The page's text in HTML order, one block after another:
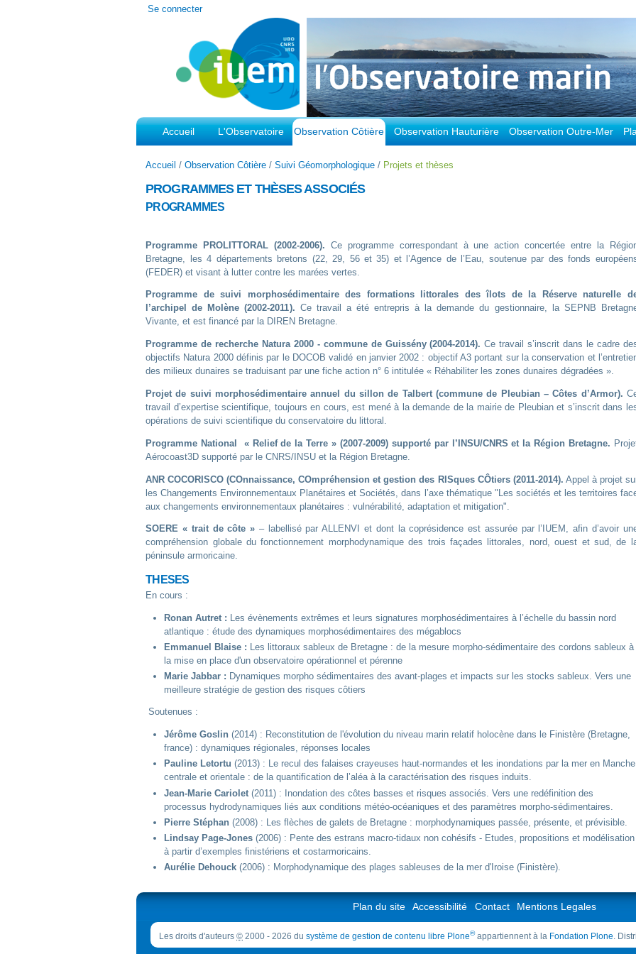
Outils
Se connecter
Accueil L'Observatoire Observation Côtière Observation Hauturière Observation Outre-Mer
Accueil /Observation Côtière /Suivi Géomorphologique / Projets et thèses
PROGRAMMES ET THÈSES ASSOCIÉS
PROGRAMMES
Programme PROLITTORAL (2002-2006). Ce programme correspondant à une action concertée entre la
Bretagne, les 4 départements bretons (22, 29, 56 et 35) et l’Agence de l’Eau, soutenue par des fonds
(FEDER) et visant à lutter contre les marées vertes.
Programme de suivi morphosédimentaire des formations littorales des îlots de la Réserve naturelle
l’archipel de Molène (2002-2011). Ce travail a été entrepris à la demande du gestionnaire, la SEPNB
Vivante, et est financé par la DIREN Bretagne.
Programme de recherche Natura 2000 - commune de Guissény (2004-2014). Ce travail s’inscrit dans le cadre
objectifs Natura 2000 définis par le DOCOB validé en janvier 2002 : objectif A3 portant sur la conservation et
des milieux dunaires se traduisant par une fiche action n° 6 intitulée « Réhabiliter les zones dunaires dégradées ».
Projet de suivi morphosédimentaire annuel du sillon de Talbert (commune de Pleubian – Côtes d’Armor).
travail d’expertise scientifique, toujours en cours, est mené à la demande de la mairie de Pleubian et s’inscrit dans
opérations de suivi scientifique du conservatoire du littoral.
Programme National « Relief de la Terre » (2007-2009) supporté par l’INSU/CNRS et la Région Bretagne.
Aérocoast3D supporté par le CNRS/INSU et la Région Bretagne.
ANR COCORISCO (COnnaissance, COmpréhension et gestion des RISques CÔtiers (2011-2014). Appel à projet
les Changements Environnementaux Planétaires et Sociétés, dans l’axe thématique "Les sociétés et les territoires
aux changements environnementaux planétaires : vulnérabilité, adaptation et mitigation".
SOERE « trait de côte » – labellisé par ALLENVI et dont la coprésidence est assurée par l’IUEM, afin d’avoir
compréhension globale du fonctionnement morphodynamique des trois façades littorales, nord, ouest et sud, de
péninsule armoricaine.
THESES
En cours :
Ronan Autret : Les évènements extrêmes et leurs signatures morphosédimentaires à l’échelle du bassin nord
atlantique : étude des dynamiques morphosédimentaires des mégablocs
Emmanuel Blaise : Les littoraux sableux de Bretagne : de la mesure morpho-sédimentaire des cordons sableux à
la mise en place d'un observatoire opérationnel et pérenne
Marie Jabbar : Dynamiques morpho sédimentaires des avant-plages et impacts sur les stocks sableux. Vers une
meilleure stratégie de gestion des risques côtiers
Soutenues :
Jérôme Goslin(2014) : Reconstitution de l'évolution du niveau marin relatif holocène dans le Finistère (Bretagne,
france) : dynamiques régionales, réponses locales
Pauline Letortu (2013) : Le recul des falaises crayeuses haut-normandes et les inondations par la mer en Manche
centrale et orientale : de la quantification de l’aléa à la caractérisation des risques induits.
Jean-Marie Cariolet(2011) : Inondation des côtes basses et risques associés. Vers une redéfinition des
processus hydrodynamiques liés aux conditions météo-océaniques et des paramètres morpho-sédimentaires.
Pierre Stéphan(2008) : Les flèches de galets de Bretagne : morphodynamiques passée, présente, et prévisible.
Lindsay Page-Jones(2006) : Pente des estrans macro-tidaux non cohésifs - Etudes, propositions et modélisation
à partir d’exemples finistériens et costarmoricains.
Aurélie Dehouck(2006) : Morphodynamique des plages sableuses de la mer d'Iroise (Finistère).
Plan du site Accessibilité Contact Mentions Legales
Les droits d'auteurs © 2000 - 2026 du système de gestion de contenu libre Plone®appartiennent à la Fondation Plone.